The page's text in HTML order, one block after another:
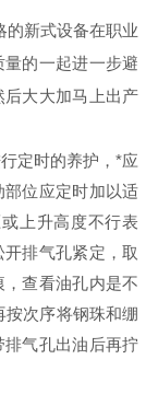
新式设备在职业
的一起进一步避
大大加马上出产
定时的养护，*应
位应定时加以适
上升高度不行表
排气孔紧定，取
查看油孔内是不
按次序将钢珠和绷
气孔出油后再拧